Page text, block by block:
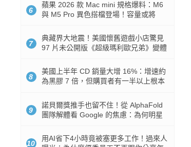
6
蘋果 2026 款 Mac mini 規格爆料：M6
與 M5 Pro 異色搭檔登場！容量或將
7
典藏界大地震！美國懷舊遊戲小店驚見
97 片未公開版《超級瑪利歐兄弟》變體
8
美國上半年 CD 銷量大增 16%：增速約
為黑膠 7 倍，但購買者有一半以上根本
9
諾貝爾獎推手也留不住！從 AlphaFold
團隊解體看 Google 的焦慮：為何明星
10
用AI省下4小時竟被塞更多工作！過來人